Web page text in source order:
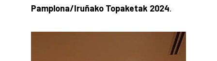
Pamplona/Iruñako Topaketak 2024.